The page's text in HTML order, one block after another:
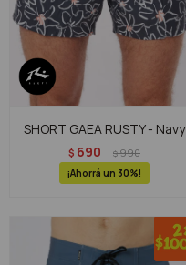
SHORT GAEA RUSTY - Navy
$ 690 $990
30